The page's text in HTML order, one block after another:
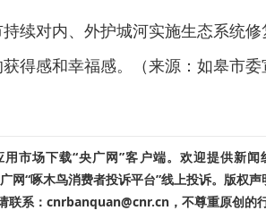
续对内、外护城河实施生态系统
得感和幸福感。（来源：如皋市委
市场下载“央广网”客户端。欢迎提供新
网“啄木鸟消费者投诉平台”线上投诉。版权
联系：cnrbanquan@cnr.cn，不尊重原创的